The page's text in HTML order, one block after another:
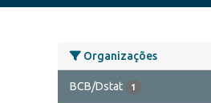
Organizações
BCB/Dstat 1